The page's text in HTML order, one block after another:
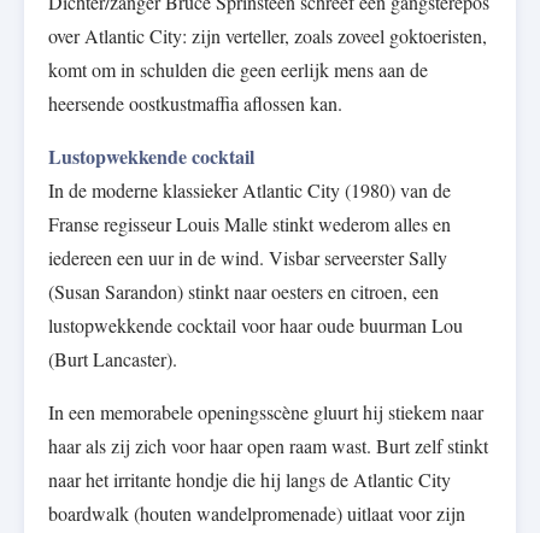
over Atlantic City: zijn verteller, zoals zoveel goktoeristen,
komt om in schulden die geen eerlijk mens aan de
heersende oostkustmaffia aflossen kan.
Lustopwekkende cocktail
In de moderne klassieker Atlantic City (1980) van de
Franse regisseur Louis Malle stinkt wederom alles en
iedereen een uur in de wind. Visbar serveerster Sally
(Susan Sarandon) stinkt naar oesters en citroen, een
lustopwekkende cocktail voor haar oude buurman Lou
(Burt Lancaster).
In een memorabele openingsscène gluurt hij stiekem naar
haar als zij zich voor haar open raam wast. Burt zelf stinkt
naar het irritante hondje die hij langs de Atlantic City
boardwalk (houten wandelpromenade) uitlaat voor zijn